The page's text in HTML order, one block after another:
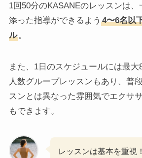
1回50分のKASANEのレッスンは、
添った指導ができるよう 4〜6名以
ル。
また、1日のスケジュールには最
人数グループレッスンもあり、普
スンとは異なった雰囲気でエクサ
もできます。
レッスンは基本を重視！